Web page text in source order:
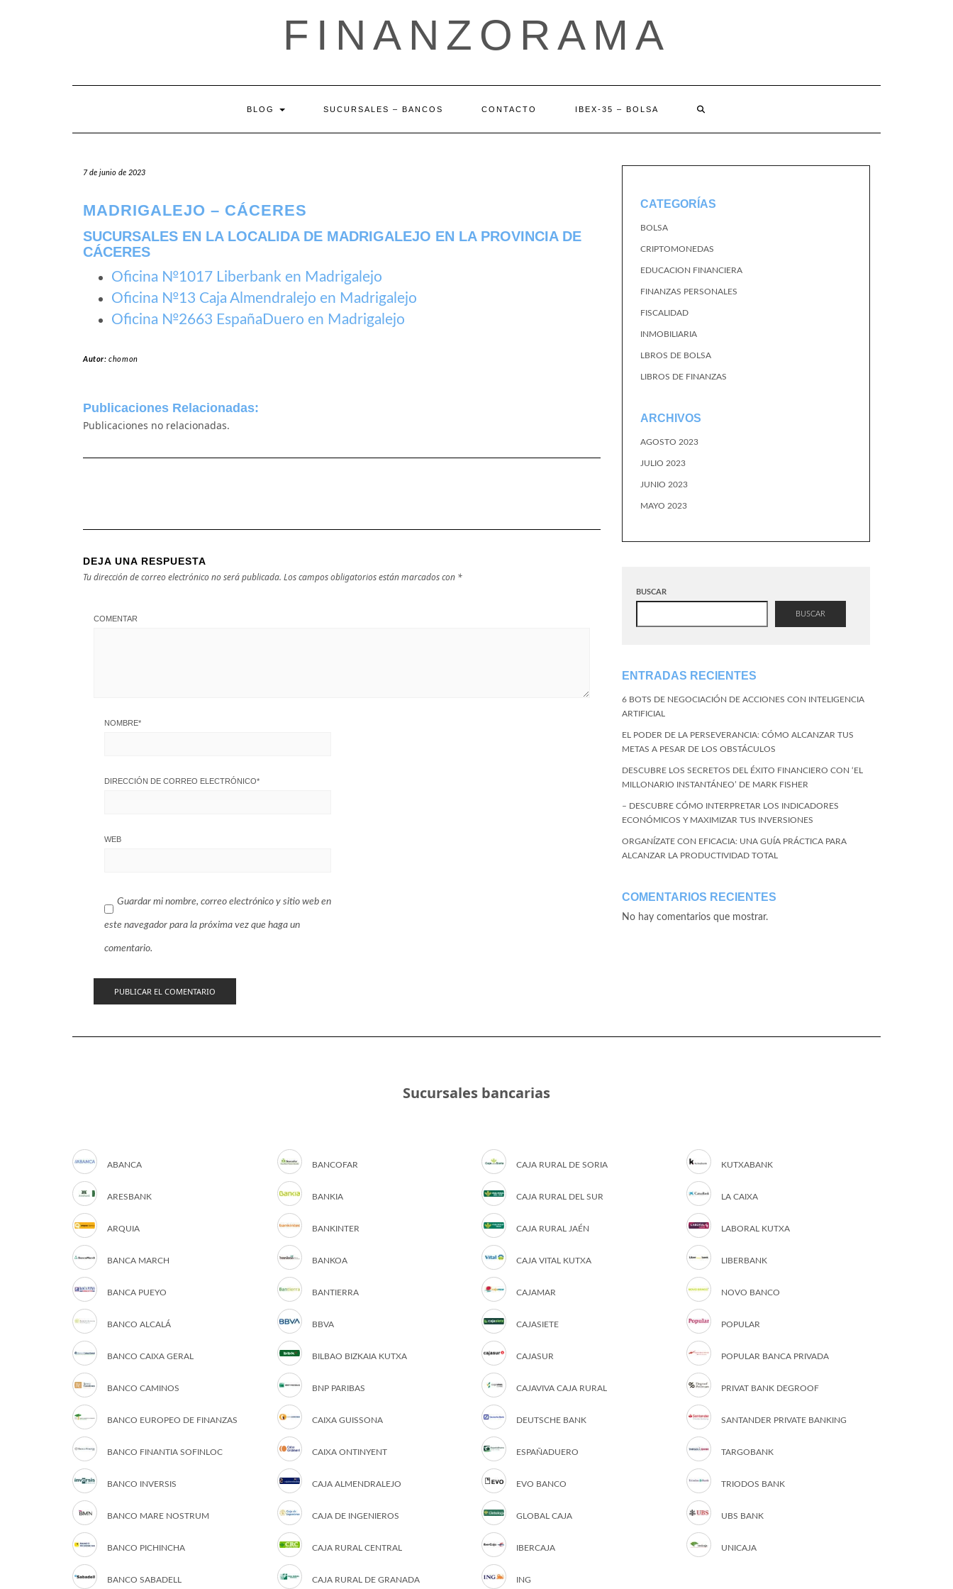
FINANZORAMA
BLOG SUCURSALES – BANCOS CONTACTO IBEX-35 – BOLSA
7 de junio de 2023
MADRIGALEJO – CÁCERES
SUCURSALES EN LA LOCALIDA DE MADRIGALEJO EN LA PROVINCIA DE
CÁCERES
Oficina №1017 Liberbank en Madrigalejo
Oficina №13 Caja Almendralejo en Madrigalejo
Oficina №2663 EspañaDuero en Madrigalejo
Autor:chomon
Publicaciones Relacionadas:
Publicaciones no relacionadas.
DEJA UNA RESPUESTA
Tu dirección de correo electrónico no será publicada. Los campos obligatorios están marcados con *
COMENTAR
NOMBRE*
DIRECCIÓN DE CORREO ELECTRÓNICO*
WEB
Guardar mi nombre, correo electrónico y sitio web en
este navegador para la próxima vez que haga un
comentario.
CATEGORÍAS
BOLSA
CRIPTOMONEDAS
EDUCACION FINANCIERA
FINANZAS PERSONALES
FISCALIDAD
INMOBILIARIA
LBROS DE BOLSA
LIBROS DE FINANZAS
ARCHIVOS
AGOSTO 2023
JULIO 2023
JUNIO 2023
MAYO 2023
BUSCAR
BUSCAR
ENTRADAS RECIENTES
6 BOTS DE NEGOCIACIÓN DE ACCIONES CON INTELIGENCIA
ARTIFICIAL
EL PODER DE LA PERSEVERANCIA: CÓMO ALCANZAR TUS
METAS A PESAR DE LOS OBSTÁCULOS
DESCUBRE LOS SECRETOS DEL ÉXITO FINANCIERO CON ‘EL
MILLONARIO INSTANTÁNEO’ DE MARK FISHER
– DESCUBRE CÓMO INTERPRETAR LOS INDICADORES
ECONÓMICOS Y MAXIMIZAR TUS INVERSIONES
ORGANÍZATE CON EFICACIA: UNA GUÍA PRÁCTICA PARA
ALCANZAR LA PRODUCTIVIDAD TOTAL
COMENTARIOS RECIENTES
No hay comentarios que mostrar.
Sucursales bancarias
ABANCA
ARESBANK
ARQUIA
BANCA MARCH
BANCA PUEYO
BANCO ALCALÁ
BANCO CAIXA GERAL
BANCO CAMINOS
BANCO EUROPEO DE FINANZAS
BANCO FINANTIA SOFINLOC
BANCO INVERSIS
BANCO MARE NOSTRUM
BANCO PICHINCHA
BANCO SABADELL
BANCOFAR
BANKIA
BANKINTER
BANKOA
BANTIERRA
BBVA
BILBAO BIZKAIA KUTXA
BNP PARIBAS
CAIXA GUISSONA
CAIXA ONTINYENT
CAJA ALMENDRALEJO
CAJA DE INGENIEROS
CAJA RURAL CENTRAL
CAJA RURAL DE GRANADA
CAJA RURAL DE SORIA
CAJA RURAL DEL SUR
CAJA RURAL JAÉN
CAJA VITAL KUTXA
CAJAMAR
CAJASIETE
CAJASUR
CAJAVIVA CAJA RURAL
DEUTSCHE BANK
ESPAÑADUERO
EVO BANCO
GLOBAL CAJA
IBERCAJA
ING
KUTXABANK
LA CAIXA
LABORAL KUTXA
LIBERBANK
NOVO BANCO
POPULAR
POPULAR BANCA PRIVADA
PRIVAT BANK DEGROOF
SANTANDER PRIVATE BANKING
TARGOBANK
TRIODOS BANK
UBS BANK
UNICAJA